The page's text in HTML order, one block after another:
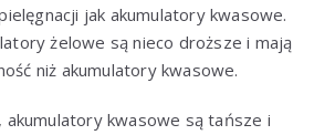
jak akumulatory kwasowe.
żelowe są nieco droższe i mają
niż akumulatory kwasowe.
kwasowe są tańsze i